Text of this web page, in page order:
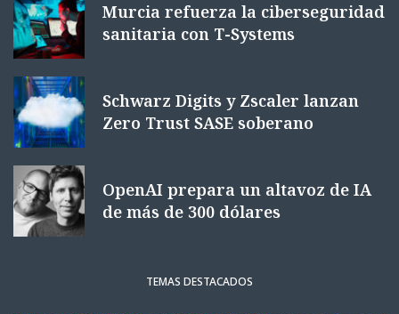
Murcia refuerza la ciberseguridad
sanitaria con T-Systems
Schwarz Digits y Zscaler lanzan
Zero Trust SASE soberano
OpenAI prepara un altavoz de IA
de más de 300 dólares
TEMAS DESTACADOS